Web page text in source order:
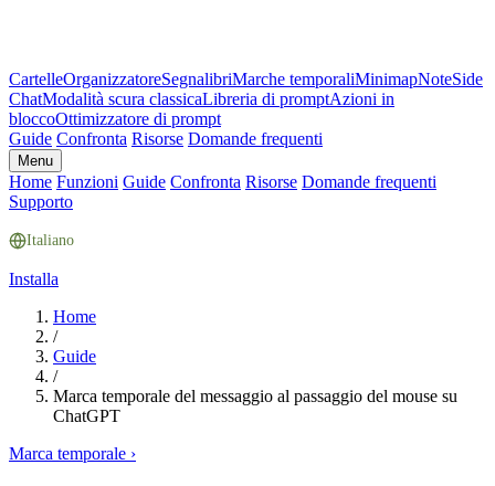
CartelleOrganizzatoreSegnalibriMarche temporaliMinimapNoteSide
ChatModalità scura classicaLibreria di promptAzioni in
bloccoOttimizzatore di prompt
Guide Confronta Risorse Domande frequenti
Menu
Home Funzioni Guide Confronta Risorse Domande frequenti
Supporto
Italiano
Installa
Home
/
Guide
/
Marca temporale del messaggio al passaggio del mouse su
ChatGPT
Marca temporale ›